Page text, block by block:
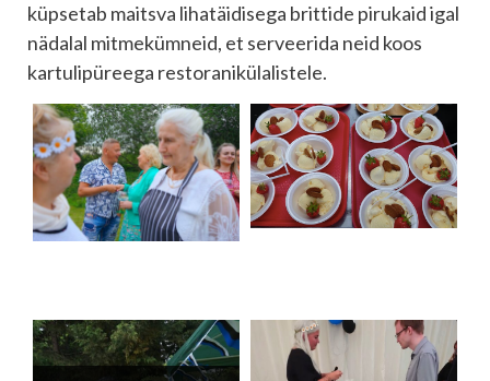
küpsetab maitsva lihatäidisega brittide pirukaid igal
nädalal mitmekümneid, et serveerida neid koos
kartulipüreega restoranikülalistele.